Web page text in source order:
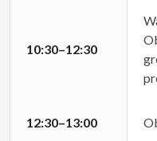
10:30–12:30
12:30–13:00